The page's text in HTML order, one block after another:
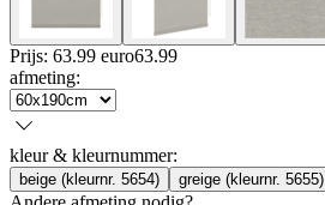
Prijs: 63.99 euro63.99
afmeting:
kleur & kleurnummer:
beige (kleurnr. 5654) greige (kleurnr. 5655)